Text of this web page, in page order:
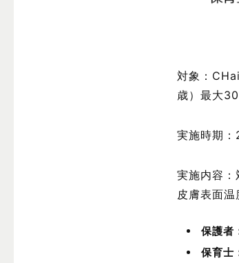
対象：
歳）最大
実施時期
実施内容：
皮膚表面温
保護者
保育士